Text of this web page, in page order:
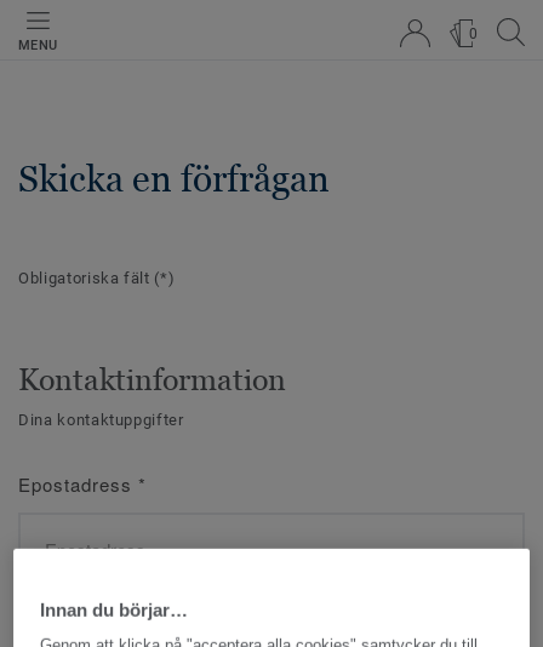
MENU
0
Skicka en förfrågan
Obligatoriska fält (*)
Kontaktinformation
Dina kontaktuppgifter
Epostadress *
Namn*
Innan du börjar…